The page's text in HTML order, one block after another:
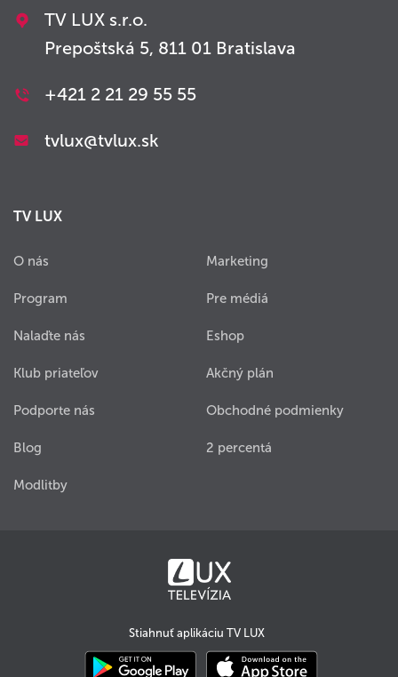
TV LUX s.r.o.
Prepoštská 5, 811 01 Bratislava
+421 2 21 29 55 55
tvlux@tvlux.sk
TV LUX
O nás
Program
Nalaďte nás
Klub priateľov
Podporte nás
Blog
Modlitby
Marketing
Pre médiá
Eshop
Akčný plán
Obchodné podmienky
2 percentá
Stiahnuť aplikáciu TV LUX